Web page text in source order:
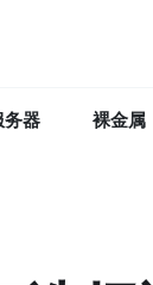
务器 裸金属